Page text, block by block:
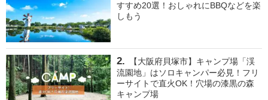
すすめ20選！おしゃれにBBQなどを楽
しもう
【大阪府貝塚市】キャンプ場「渓
流園地」はソロキャンパー必見！フリ
ーサイトで直火OK！穴場の漆黒の森
キャンプ場